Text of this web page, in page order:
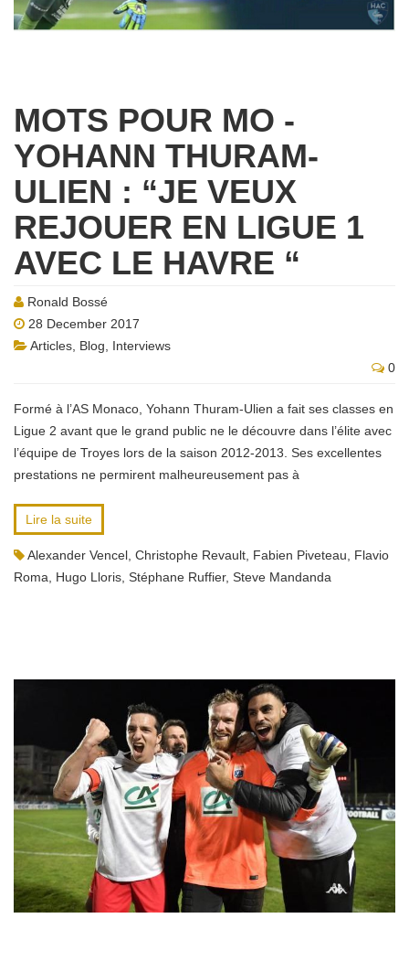
MOTS POUR MO -
YOHANN THURAM-
ULIEN : “JE VEUX
REJOUER EN LIGUE 1
AVEC LE HAVRE “
Ronald Bossé
28 December 2017
Articles Blog
Interviews
0
Formé à l’AS Monaco, Yohann Thuram-Ulien a fait ses classes en
Ligue 2 avant que le grand public ne le découvre dans l’élite avec
l’équipe de Troyes lors de la saison 2012-2013. Ses excellentes
prestations ne permirent malheureusement pas à
Lire la suite
Alexander Vencel Christophe Revault Fabien Piveteau
Flavio
Roma
Hugo Lloris Stéphane Ruffier, Steve Mandanda